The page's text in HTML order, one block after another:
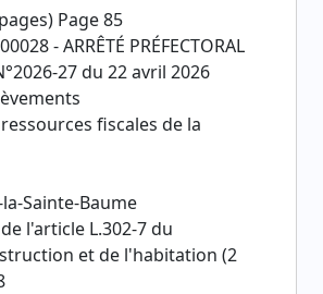
Page 85
- ARRÊTÉ PRÉFECTORAL
27 du 22 avril 2026
fiscales de la
Sainte-Baume
l'article L.302-7 du
et de l'habitation (2